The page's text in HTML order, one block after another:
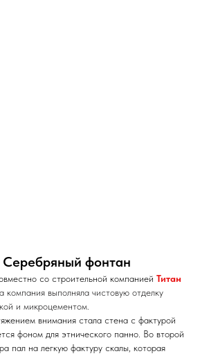
фонтан
со строительной компанией Титан
компания выполняла чистовую отделку
и микроцементом.
внимания стала стена с фактурой
фоном для этнического панно. Во второй
пал на легкую фактуру скалы, которая